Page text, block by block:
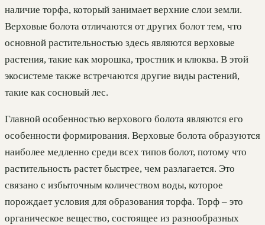
наличие торфа, который занимает верхние слои земли.
Верховые болота отличаются от других болот тем, что
основной растительностью здесь являются верховые
растения, такие как морошка, тростник и клюква. В этой
экосистеме также встречаются другие виды растений,
такие как сосновый лес.
Главной особенностью верхового болота являются его
особенности формирования. Верховые болота образуются
наиболее медленно среди всех типов болот, потому что
растительность растет быстрее, чем разлагается. Это
связано с избыточным количеством воды, которое
порождает условия для образования торфа. Торф – это
органическое вещество, состоящее из разнообразных